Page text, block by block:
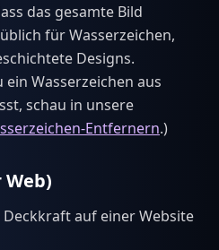
das gesamte Bild
für Wasserzeichen,
Designs.
Wasserzeichen aus
schau in unsere
Entfernern.)
Web)
auf einer Website